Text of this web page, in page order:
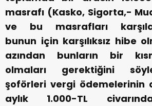
masrafı (Kasko, Sigorta,-
ve bu masrafları
bunun için karşılıksız hibe
azından bunların bir
olmaları gerektiğini
şoförleri vergi ödemelerinin
aylık 1.000-TL